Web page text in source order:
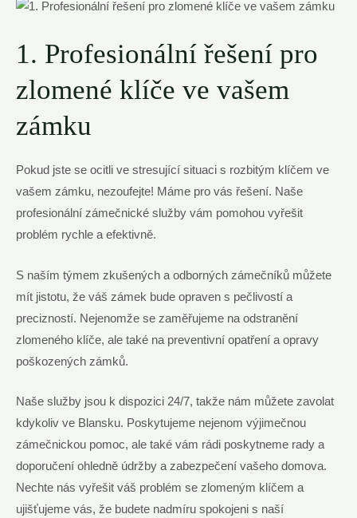
1. Profesionální řešení pro
zlomené klíče ve vašem
zámku
Pokud jste se ocitli ve stresující situaci s rozbitým klíčem ve
vašem zámku, nezoufejte! Máme pro vás řešení. Naše
profesionální zámečnické služby vám pomohou vyřešit
problém rychle a efektivně.
S naším týmem zkušených a odborných zámečníků můžete
mít jistotu, že váš zámek bude opraven s pečlivostí a
precizností. Nejenomže se zaměřujeme na odstranění
zlomeného klíče, ale také na preventivní opatření a opravy
poškozených zámků.
Naše služby jsou k dispozici 24/7, takže nám můžete zavolat
kdykoliv ve Blansku. Poskytujeme nejenom výjimečnou
zámečnickou pomoc, ale také vám rádi poskytneme rady a
doporučení ohledně údržby a zabezpečení vašeho domova.
Nechte nás vyřešit váš problém se zlomeným klíčem a
ujišťujeme vás, že budete nadmíru spokojeni s naší